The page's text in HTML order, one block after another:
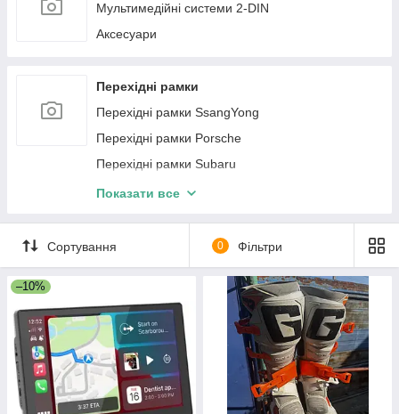
Панель приборов Skoda
Мультимедійні системи 2-DIN
Аксесуари
Перехідні рамки
Перехідні рамки SsangYong
Перехідні рамки Porsche
Перехідні рамки Subaru
Перехідні рамки Fiat
Перехідні рамки Dodge
Перехідні рамки Peugeot
Перехідні рамки Chevrolet
Перехідні рамки Volkswagen
Перехідні рамки Mercedes-Benz
Перехідні рамки Renault
Перехідні рамки Mitsubishi
Показати все
Сортування 0 Фільтри
–10%